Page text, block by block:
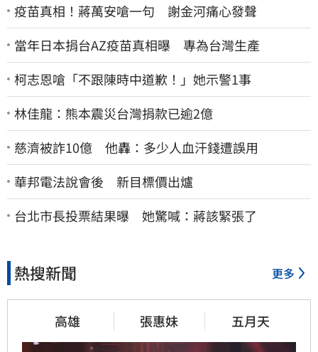
疫苗真相！蔣萬安嗆一句 謝金河痛心發聲
當年日本捐台AZ疫苗真相曝 專為台灣生產
柯志恩嗆「不跟陳時中道歉！」她示警1事
林佳龍：熊本震災台灣捐款已逾2億
慈濟被詐10億 他轟：多少人血汗錢遭誤用
華邦電法說會後 新目標價出爐
台北市長投票結果曝 她驚喊：蔣該緊張了
熱搜新聞 更多
高雄 張惠妹 五月天